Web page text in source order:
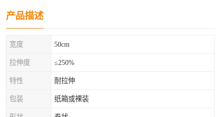
产品描述
宽度 50cm
拉伸度 ≤250%
特性 耐拉伸
包装 纸箱或裸装